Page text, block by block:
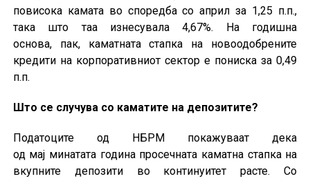
повисока камата во споредба со април за 1,25 п.п.,
така што таа изнесувала 4,67%. На годишна
основа, пак, каматната стапка на новоодобрените
кредити на корпоративниот сектор е пониска за 0,49
п.п.
Што се случува со каматите на депозитите?
Податоците од НБРМ покажуваат дека
од мај минатата година просечната каматна стапка на
вкупните депозити во континуитет расте. Со